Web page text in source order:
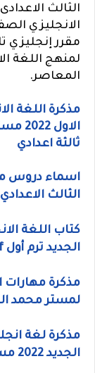
الانجليزي
لمنهج اللغة
المعاصر.
مذكرة اللغة
ثالثة اعدادي
اسماء دروس
الثالث الاعدادي 2022
كتاب اللغة
الجديد ترم أول pdf، كتاب انجليزي ثالثة اعدادى 2022
مذكرة مهارات
لمستر محمد
مذكرة لغة
الجديد 2022 مستر محمد الشعراوى